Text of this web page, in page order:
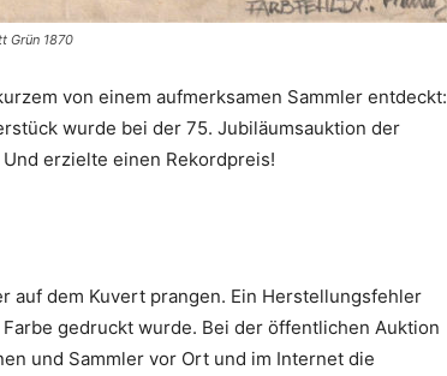
Grün 1870
von einem aufmerksamen Sammler entdeckt:
wurde bei der 75. Jubiläumsauktion der
erzielte einen Rekordpreis!
auf dem Kuvert prangen. Ein Herstellungsfehler
gedruckt wurde. Bei der öffentlichen Auktion
und Sammler vor Ort und im Internet die